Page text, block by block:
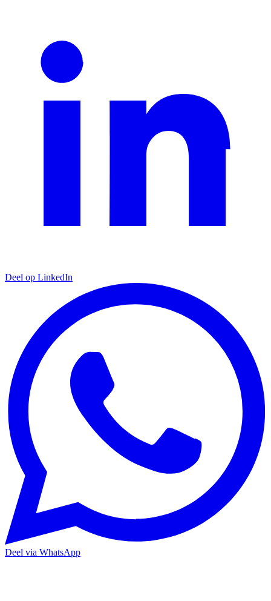
Deel op LinkedIn
Deel via WhatsApp